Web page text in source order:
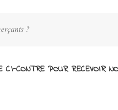
?
CI-CONTRE POUR RECEVOIR